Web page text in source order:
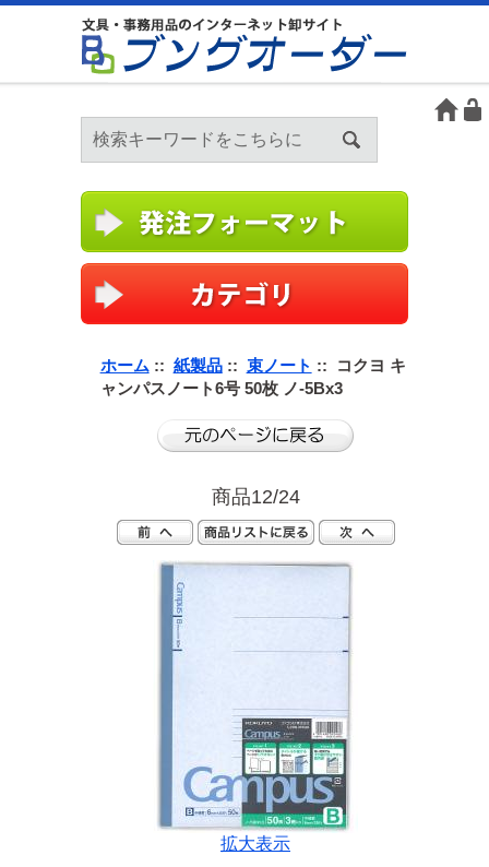
ホーム :: 紙製品:: 束ノート :: コクヨ キ
ャンパスノート6号 50枚 ノ-5Bx3
商品12/24
拡大表示